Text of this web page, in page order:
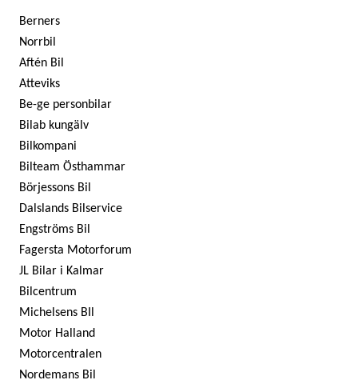
Berners
Norrbil
Aftén Bil
Atteviks
Be-ge personbilar
Bilab kungälv
Bilkompani
Bilteam Östhammar
Börjessons Bil
Dalslands Bilservice
Engströms Bil
Fagersta Motorforum
JL Bilar i Kalmar
Bilcentrum
Michelsens BIl
Motor Halland
Motorcentralen
Nordemans Bil